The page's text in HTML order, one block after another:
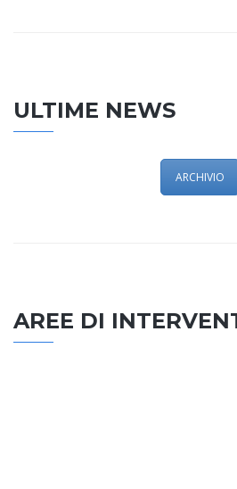
ULTIME NEWS
ARCHIVIO
AREE DI